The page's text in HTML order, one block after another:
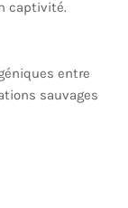
captivité.
entre
sauvages